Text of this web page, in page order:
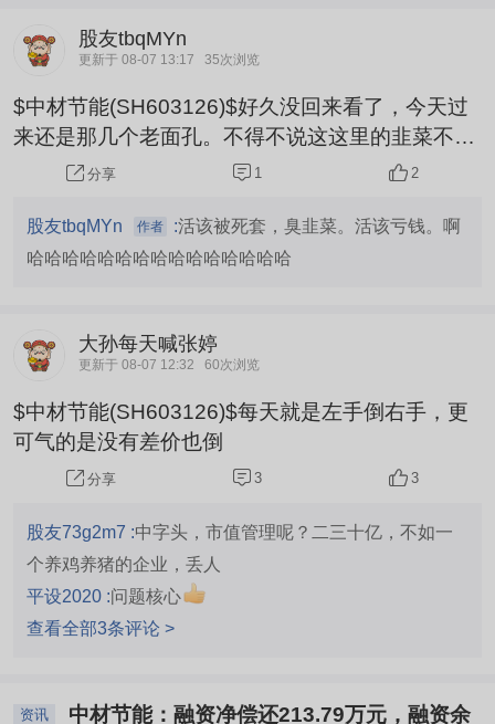
股友tbqMYn
更新于 08-07 13:17 35次浏览
$中材节能(SH603126)$好久没回来看了，今天过
来还是那几个老面孔。不得不说这这里的韭菜不是
一般差、菜。啊哈哈哈哈哈哈哈哈哈哈哈哈哈哈
分享 1 2
股友tbqMYn 作者 :活该被死套，臭韭菜。活该亏钱。啊
哈哈哈哈哈哈哈哈哈哈哈哈哈哈哈
大孙每天喊张婷
更新于 08-07 12:32 60次浏览
$中材节能(SH603126)$每天就是左手倒右手，更
可气的是没有差价也倒
分享 3 3
股友73g2m7 :中字头，市值管理呢？二三十亿，不如一
个养鸡养猪的企业，丢人
平设2020 :问题核心
查看全部3条评论 >
资讯